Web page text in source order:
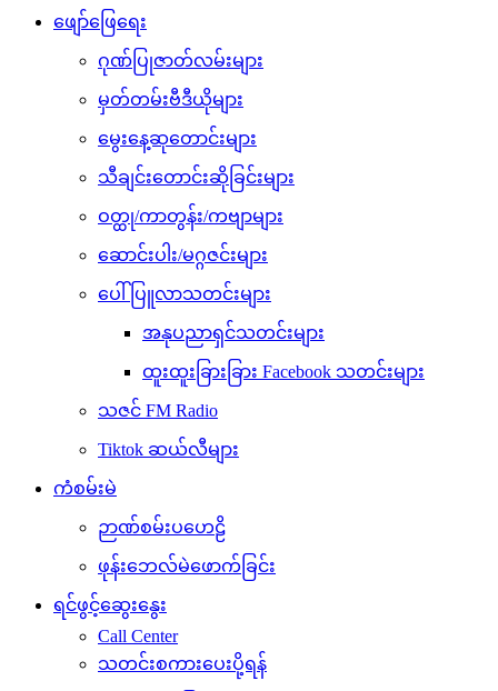
ဖျော်ဖြေရေး
ဂုဏ်ပြုဇာတ်လမ်းများ
မှတ်တမ်းဗီဒီယိုများ
မွေးနေ့ဆုတောင်းများ
သီချင်းတောင်းဆိုခြင်းများ
ဝတ္ထု/ကာတွန်း/ကဗျာများ
ဆောင်းပါး/မဂ္ဂဇင်းများ
ပေါ်ပြူလာသတင်းများ
အနုပညာရှင်သတင်းများ
ထူးထူးခြားခြား Facebook သတင်းများ
သဇင် FM Radio
Tiktok ဆယ်လီများ
ကံစမ်းမဲ
ဉာဏ်စမ်းပဟေဠိ
ဖုန်းဘေလ်မဲဖောက်ခြင်း
ရင်ဖွင့်ဆွေးနွေး
Call Center
သတင်းစကားပေးပို့ရန်